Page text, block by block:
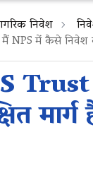
निवेश
मैं NPS में कैसे